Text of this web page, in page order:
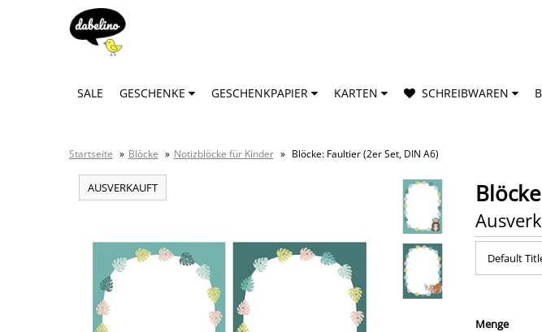
SALE GESCHENKE GESCHENKPAPIER KARTEN SCHREIBWAREN
Startseite » Blöcke » Notizblöcke für Kinder » Blöcke: Faultier (2er Set, DIN A6)
AUSVERKAUFT
Menge